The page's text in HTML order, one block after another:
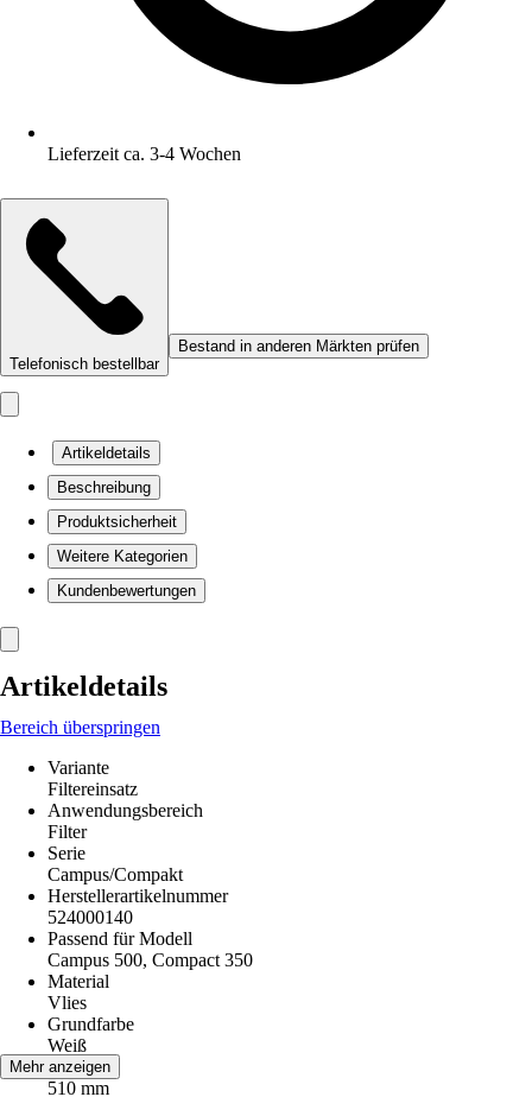
Lieferzeit ca. 3-4 Wochen
Telefonisch bestellbar
Bestand in anderen Märkten prüfen
Artikeldetails
Beschreibung
Produktsicherheit
Weitere Kategorien
Kundenbewertungen
Artikeldetails
Bereich überspringen
Variante
Filtereinsatz
Anwendungsbereich
Filter
Serie
Campus/Compakt
Herstellerartikelnummer
524000140
Passend für Modell
Campus 500, Compact 350
Material
Vlies
Grundfarbe
Weiß
Länge
510 mm
Mehr anzeigen